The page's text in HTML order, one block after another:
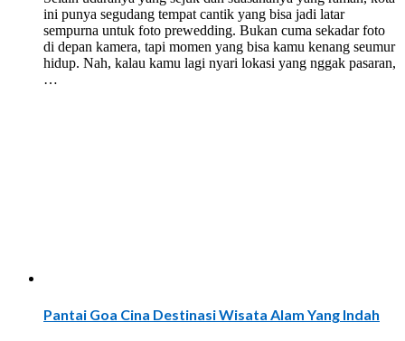
ini punya segudang tempat cantik yang bisa jadi latar
sempurna untuk foto prewedding. Bukan cuma sekadar foto
di depan kamera, tapi momen yang bisa kamu kenang seumur
hidup. Nah, kalau kamu lagi nyari lokasi yang nggak pasaran,
…
Pantai Goa Cina Destinasi Wisata Alam Yang Indah